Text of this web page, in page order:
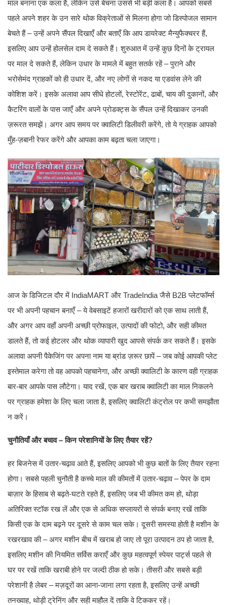
माल बनाना एक कला है, लेकिन उसे बेचना उससे भी बड़ी कला है। आपको सबसे
पहले अपने शहर के उन सारे थोक विक्रेताओं से मिलना होगा जो डिस्पोजल सामान
बेचते हैं – उन्हें अपने सैंपल दिखाएँ और बताएँ कि आप डायरेक्ट मैन्युफैक्चरर हैं,
इसलिए आप उन्हें होलसेल दाम दे सकते हैं। शुरुआत में उन्हें कुछ दिनों के ट्रायल
पर माल दे सकते हैं, लेकिन उधार के मामले में बहुत सतर्क रहें – पुराने और
भरोसेमंद ग्राहकों को ही उधार दें, और नए लोगों से नकद या एडवांस लेने की
कोशिश करें। इसके अलावा आप सीधे होटलों, रेस्टोरेंट, ढाबों, चाय की दुकानों, और
कैटरिंग वालों के पास जाएँ और अपने प्रोडक्ट्स के सैंपल उन्हें दिखाकर उनकी
ज़रूरत समझें। अगर आप समय पर क्वालिटी डिलीवरी करेंगे, तो ये ग्राहक आपको
मुँह-ज़बानी रेफर करेंगे और आपका काम बढ़ता चला जाएगा।
आज के डिजिटल दौर में IndiaMART और TradeIndia जैसे B2B प्लेटफॉर्म्स
पर भी अपनी पहचान बनाएँ – ये वेबसाइटें हजारों खरीदारों को एक साथ लाती हैं,
और अगर आप वहाँ अपनी अच्छी प्रोफाइल, उत्पादों की फोटो, और सही कीमत
डालते हैं, तो कई होटलर और थोक व्यापारी खुद आपसे संपर्क कर सकते हैं। इसके
अलावा अपनी पैकेजिंग पर अपना नाम या ब्रांड ज़रूर छापें – जब कोई आपकी प्लेट
इस्तेमाल करेगा तो वह आपको पहचानेगा, और अच्छी क्वालिटी के कारण वही ग्राहक
बार-बार आपके पास लौटेगा। याद रखें, एक बार खराब क्वालिटी का माल निकलने
पर ग्राहक हमेशा के लिए चला जाता है, इसलिए क्वालिटी कंट्रोल पर कभी समझौता
न करें।
चुनौतियाँ और बचाव – किन परेशानियों के लिए तैयार रहें?
हर बिजनेस में उतार-चढ़ाव आते हैं, इसलिए आपको भी कुछ बातों के लिए तैयार रहना
होगा। सबसे पहली चुनौती है कच्चे माल की कीमतों में उतार-चढ़ाव – पेपर के दाम
बाज़ार के हिसाब से बढ़ते-घटते रहते हैं, इसलिए जब भी कीमत कम हो, थोड़ा
अतिरिक्त स्टॉक रख लें और एक से अधिक सप्लायरों से संपर्क बनाए रखें ताकि
किसी एक के दाम बढ़ने पर दूसरे से काम चल सके। दूसरी समस्या होती है मशीन के
रखरखाव की – अगर मशीन बीच में खराब हो जाए तो पूरा उत्पादन ठप हो जाता है,
इसलिए मशीन की नियमित सर्विस कराएँ और कुछ महत्वपूर्ण स्पेयर पार्ट्स पहले से
घर पर रखें ताकि खराबी होने पर जल्दी ठीक हो सके। तीसरी और सबसे बड़ी
परेशानी है लेबर – मज़दूरों का आना-जाना लगा रहता है, इसलिए उन्हें अच्छी
तनख्वाह, थोड़ी ट्रेनिंग और सही माहौल दें ताकि वे टिककर रहें।